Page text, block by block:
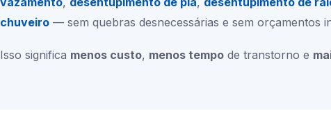
chuveiro — sem quebras desnecessárias e sem orçamentos
Isso significa menos custo, menos tempo de transtorno e